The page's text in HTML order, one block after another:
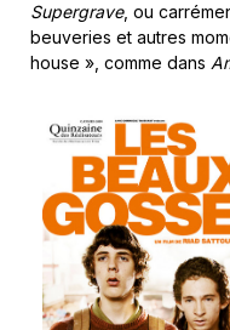
Supergrave, ou
beuveries et autres
house », comme dans